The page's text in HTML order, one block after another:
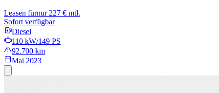
Leasen fürnur 227 € mtl.
Sofort verfügbar
Diesel
110 kW/149 PS
92.700 km
Mai 2023